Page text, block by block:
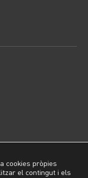
Política de cookies
cookies pròpies
el contingut i els